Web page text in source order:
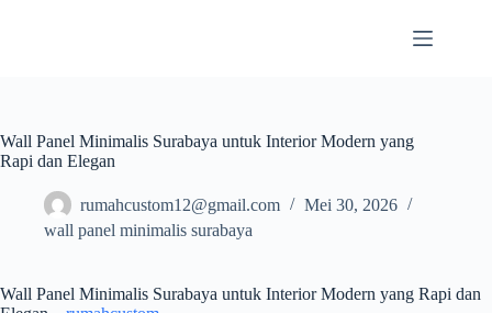
Wall Panel Minimalis Surabaya untuk Interior Modern yang
Rapi dan Elegan
rumahcustom12@gmail.com
Mei 30, 2026
wall panel minimalis surabaya
Wall Panel Minimalis Surabaya untuk Interior Modern yang Rapi dan